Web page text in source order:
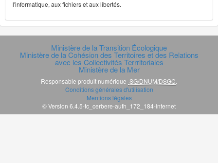
l'informatique, aux fichiers et aux libertés.
Ministère de la Transition Écologique
Ministère de la Cohésion des Territoires et des Relations
avec les Collectivités Terrritoriales
Ministère de la Mer
Responsable produit numérique SG/DNUM/DSGC
Conditions générales d'utilisation
Mentions légales
© Version 6.4.5-tc_cerbere-auth_172_184-internet